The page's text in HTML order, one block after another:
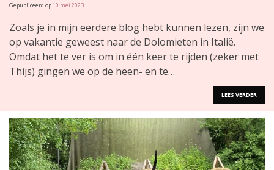
Gepubliceerd op10 mei 2023
Zoals je in mijn eerdere blog hebt kunnen lezen, zijn we
op vakantie geweest naar de Dolomieten in Italië.
Omdat het te ver is om in één keer te rijden (zeker met
Thijs) gingen we op de heen- en te…
LEES VERDER